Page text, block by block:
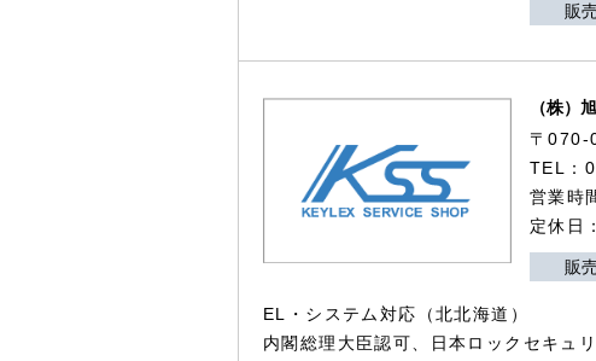
販
（株）
〒070-
TEL：
営業時
定休日
販
EL・システム対応（北北海道）
内閣総理大臣認可、日本ロックセキュ